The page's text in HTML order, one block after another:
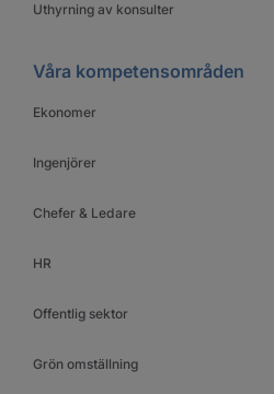
Uthyrning av konsulter
Våra kompetensområden
Ekonomer
Ingenjörer
Chefer & Ledare
HR
Offentlig sektor
Grön omställning